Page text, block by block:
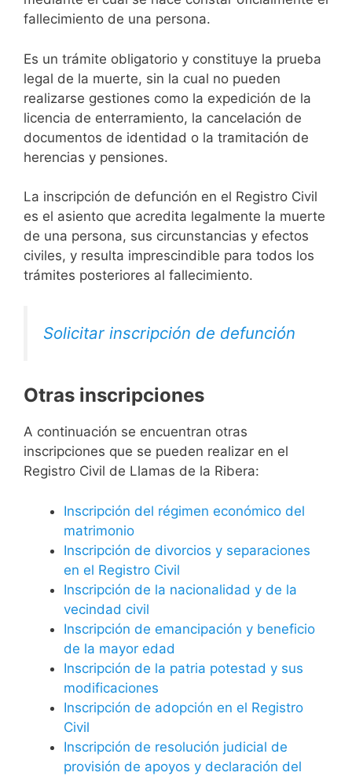
fallecimiento de una persona.
Es un trámite obligatorio y constituye la prueba
legal de la muerte, sin la cual no pueden
realizarse gestiones como la expedición de la
licencia de enterramiento, la cancelación de
documentos de identidad o la tramitación de
herencias y pensiones.
La inscripción de defunción en el Registro Civil
es el asiento que acredita legalmente la muerte
de una persona, sus circunstancias y efectos
civiles, y resulta imprescindible para todos los
trámites posteriores al fallecimiento.
Solicitar inscripción de defunción
Otras inscripciones
A continuación se encuentran otras
inscripciones que se pueden realizar en el
Registro Civil de Llamas de la Ribera:
Inscripción del régimen económico del
matrimonio
Inscripción de divorcios y separaciones
en el Registro Civil
Inscripción de la nacionalidad y de la
vecindad civil
Inscripción de emancipación y beneficio
de la mayor edad
Inscripción de la patria potestad y sus
modificaciones
Inscripción de adopción en el Registro
Civil
Inscripción de resolución judicial de
provisión de apoyos y declaración del